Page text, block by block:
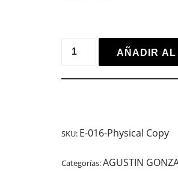
AÑADIR AL
SKU: E-016-Physical Copy
Categorías:AGUSTIN